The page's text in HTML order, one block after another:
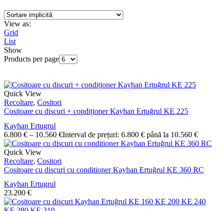
View as:
Grid
List
Show
Products per page
Quick View
Recoltare, Cositori
Cositoare cu discuri + condiționer Kayhan Ertuğrul KE 225
Kayhan Ertugrul
6.800 € – 10.560 €Interval de prețuri: 6.800 € până la 10.560 €
Quick View
Recoltare, Cositori
Cositoare cu discuri cu conditioner Kayhan Ertuğrul KE 360 RC
Kayhan Ertugrul
23.200 €